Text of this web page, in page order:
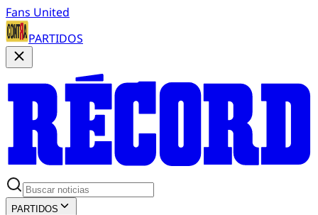
Fans United
PARTIDOS
PARTIDOS